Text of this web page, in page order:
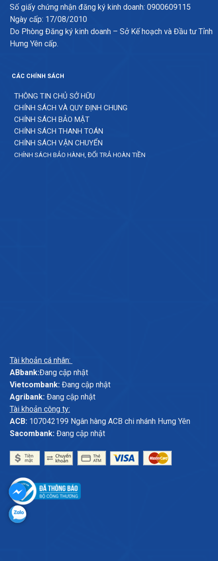
Số giấy chứng nhận đăng ký kinh doanh: 0900609115
Ngày cấp: 17/08/2010
Do Phòng Đăng ký kinh doanh – Sở Kế hoạch và Đầu tư Tỉnh
Hưng Yên cấp.
CÁC CHÍNH SÁCH
THÔNG TIN CHỦ SỞ HỮU
CHÍNH SÁCH VÀ QUY ĐỊNH CHUNG
CHÍNH SÁCH BẢO MẬT
CHÍNH SÁCH THANH TOÁN
CHÍNH SÁCH VẬN CHUYỂN
CHÍNH SÁCH BẢO HÀNH, ĐỔI TRẢ HOÀN TIỀN
Tài khoản cá nhân:
ABbank:Đang cập nhật
Vietcombank:Đang cập nhật
Agribank:Đang cập nhật
Tài khoản công ty:
ACB:107042199 Ngân hàng ACB chi nhánh Hưng Yên
Sacombank:Đang cập nhật